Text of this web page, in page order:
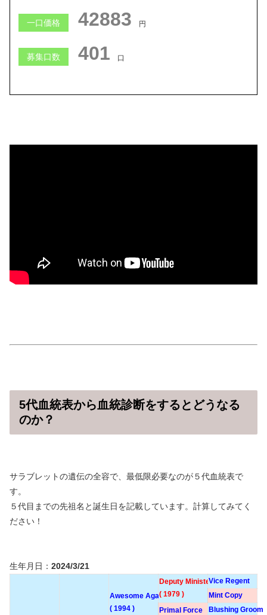
一口価格 42883 円
募集口数 401 口
5代血統表から血統診断をするとどうなる
のか？
サラブレットの遺伝の全容で、最低限必要なのが５代血統表で
す。
５代目までの先祖名と誕生日を記載しています。計算してみてく
ださい！
生年月日： 2024/3/21
Awesome Again
( 1994 )
Deputy Minister
( 1979 )
Vice Regent
Mint Copy
Primal Force
Blushing Groom